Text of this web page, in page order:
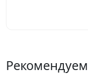
Рекомендуем